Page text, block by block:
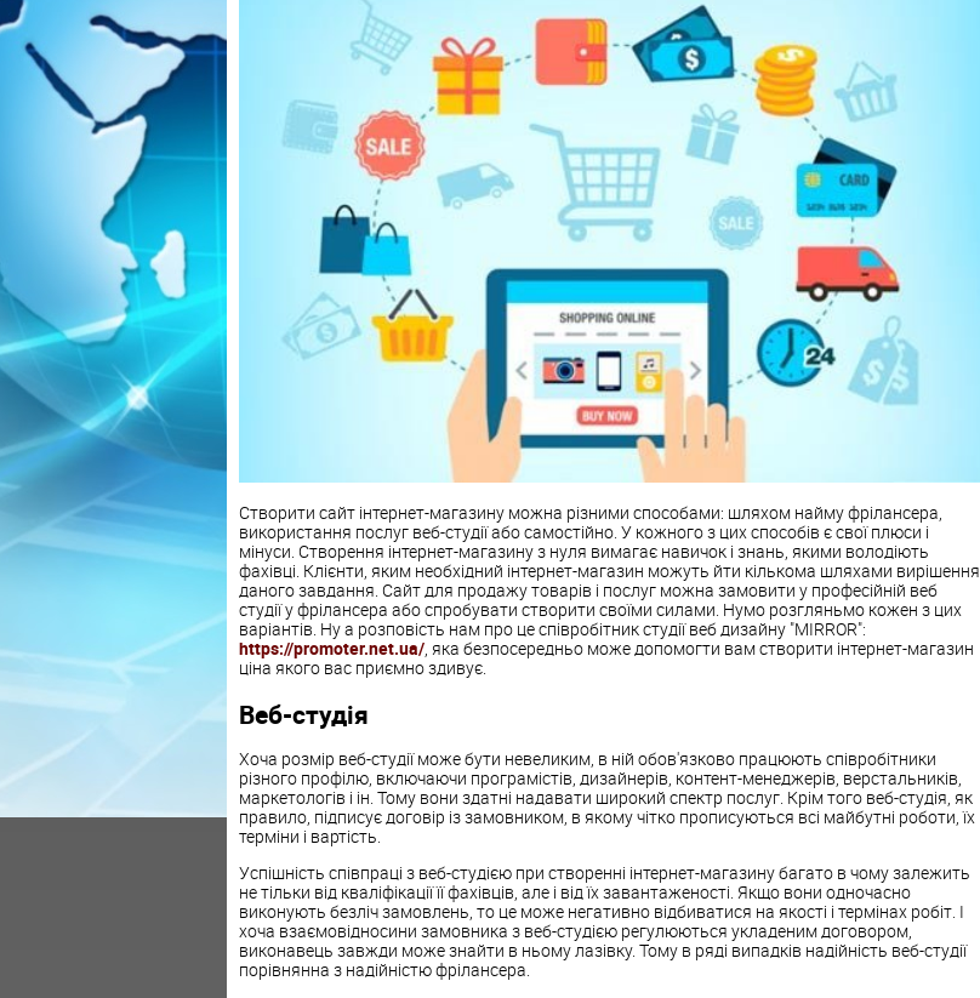
Створити сайт інтернет-магазину можна різними способами: шляхом найму фрілансера,
використання послуг веб-студії або самостійно. У кожного з цих способів є свої плюси і
мінуси. Створення інтернет-магазину з нуля вимагає навичок і знань, якими володіють
фахівці. Клієнти, яким необхідний інтернет-магазин можуть йти кількома шляхами вирішення
даного завдання. Сайт для продажу товарів і послуг можна замовити у професійній веб
студії у фрілансера або спробувати створити своїми силами. Нумо розгляньмо кожен з цих
варіантів. Ну а розповість нам про це співробітник студії веб дизайну "MIRROR":
https://promoter.net.ua/, яка безпосередньо може допомогти вам створити інтернет-магазин
ціна якого вас приємно здивує.
Веб-студія
Хоча розмір веб-студії може бути невеликим, в ній обов'язково працюють співробітники
різного профілю, включаючи програмістів, дизайнерів, контент-менеджерів, верстальників,
маркетологів і ін. Тому вони здатні надавати широкий спектр послуг. Крім того веб-студія, як
правило, підписує договір із замовником, в якому чітко прописуються всі майбутні роботи, їх
терміни і вартість.
Успішність співпраці з веб-студією при створенні інтернет-магазину багато в чому залежить
не тільки від кваліфікації її фахівців, але і від їх завантаженості. Якщо вони одночасно
виконують безліч замовлень, то це може негативно відбиватися на якості і термінах робіт. І
хоча взаємовідносини замовника з веб-студією регулюються укладеним договором,
виконавець завжди може знайти в ньому лазівку. Тому в ряді випадків надійність веб-студії
порівнянна з надійністю фрілансера.